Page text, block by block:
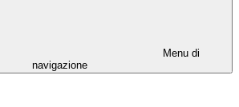
Menu di
navigazione